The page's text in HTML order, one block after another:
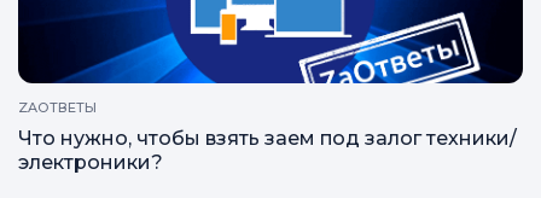
ZAОТВЕТЫ
Что нужно, чтобы взять заем под залог техники/
электроники?